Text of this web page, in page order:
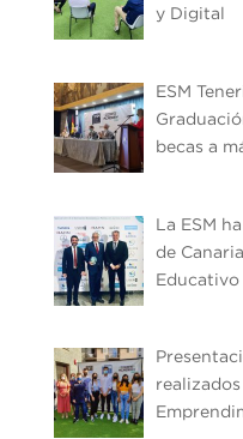
y Digital
ESM
becas a
La ESM
de
Educativo